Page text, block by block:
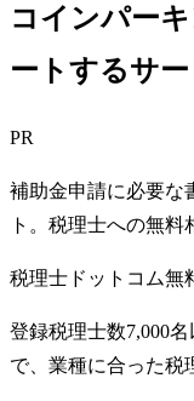
コインパー
ートするサ
PR
補助金申請に必要な
ト。税理士への無料
税理士ドットコム無
登録税理士数7,000
で、業種に合った税